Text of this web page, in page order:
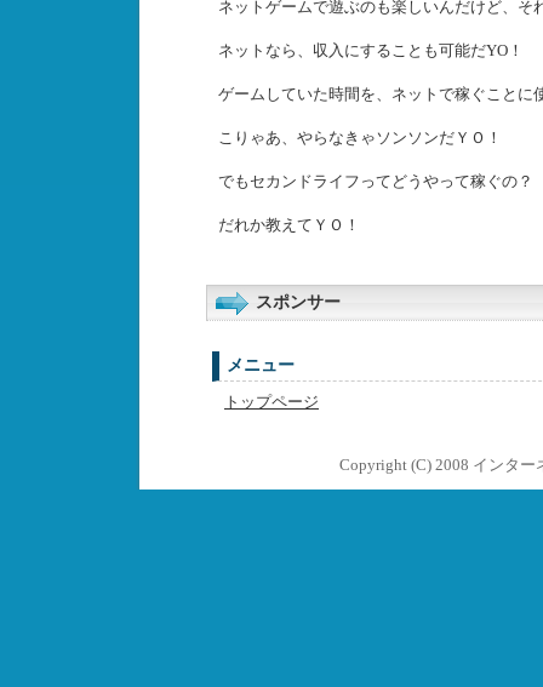
ネットゲームで遊ぶのも楽しいんだけど、そ
ネットなら、収入にすることも可能だYO！
ゲームしていた時間を、ネットで稼ぐこと
こりゃあ、やらなきゃソンソンだＹＯ！
でもセカンドライフってどうやって稼ぐの？
だれか教えてＹＯ！
スポンサー
メニュー
トップページ
Copyright (C) 2008 インター